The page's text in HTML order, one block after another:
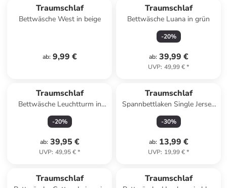
Traumschlaf
Bettwäsche West in beige
ab: 9,99 €
Traumschlaf
Bettwäsche Luana in grün
-20%
ab: 39,99 €
UVP: 49,99 €*
Traumschlaf
Bettwäsche Leuchtturm in
marine
-20%
ab: 39,95 €
UVP: 49,95 €*
Traumschlaf
Spannbettlaken Single Jersey
in apfelgrün
-30%
ab: 13,99 €
UVP: 19,99 €*
Traumschlaf Traumschlaf